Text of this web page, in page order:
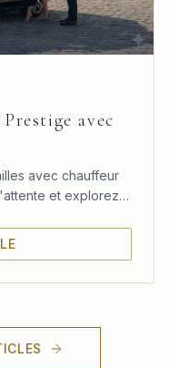
avec
avec chauffeur
et explorez